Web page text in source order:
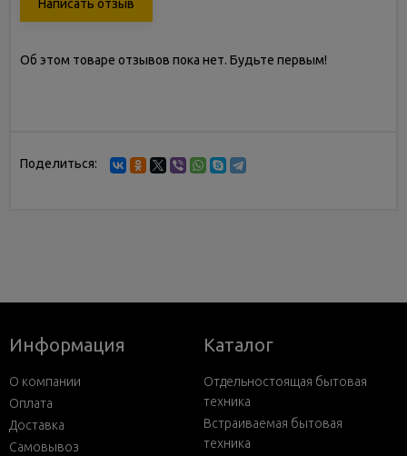
Написать отзыв
Об этом товаре отзывов пока нет. Будьте первым!
Поделиться:
Информация
О компании
Оплата
Доставка
Самовывоз
Каталог
Отдельностоящая бытовая
техника
Встраиваемая бытовая
техника